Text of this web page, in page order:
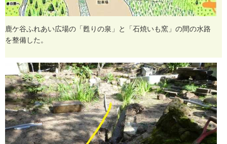
鹿ケ谷ふれあい広場の 「甦 りの泉 」 と 「石焼いも窯 」 の間の水路
を整備した。